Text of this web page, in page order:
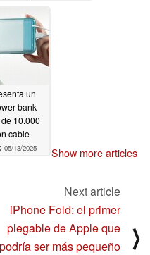
un
bank
10.000
cable
05/13/2025 Show more articles
Next article
iPhone Fold: el primer
plegable de Apple que
podría ser más pequeño
⟩